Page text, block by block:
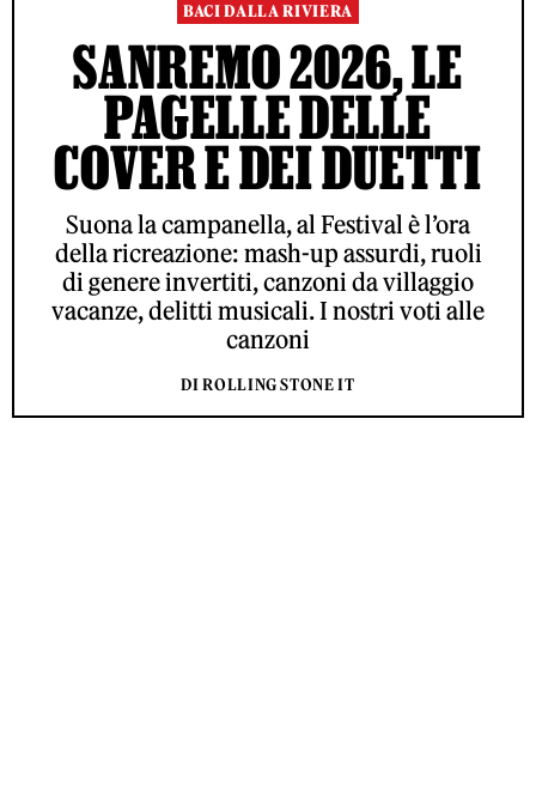
BACI DALLA RIVIERA
SANREMO 2026, LE
PAGELLE DELLE
COVER E DEI DUETTI
Suona la campanella, al Festival è l’ora
della ricreazione: mash-up assurdi, ruoli
di genere invertiti, canzoni da villaggio
vacanze, delitti musicali. I nostri voti alle
canzoni
DI ROLLING STONE IT